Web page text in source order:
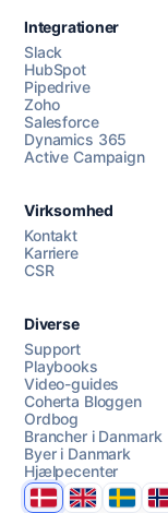
Chat med os
AI Campaign
Integrationer
Slack
HubSpot
Pipedrive
Zoho
Salesforce
Dynamics 365
Active Campaign
Virksomhed
Kontakt
Karriere
CSR
Diverse
Support
Playbooks
Video-guides
Coherta Bloggen
Ordbog
Brancher i Danmark
Byer i Danmark
Hjælpecenter
DanmarkUnited